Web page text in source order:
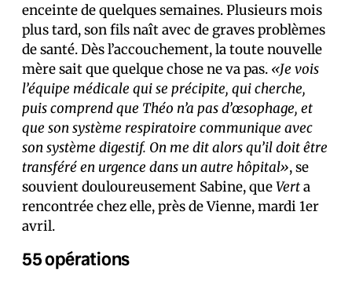
enceinte de quelques semaines. Plusieurs mois
plus tard, son fils naît avec de graves problèmes
de santé. Dès l’accouchement, la toute nouvelle
mère sait que quelque chose ne va pas. «Je vois
l’équipe médicale qui se précipite, qui cherche,
puis comprend que Théo n’a pas d’œsophage, et
que son système respiratoire communique avec
son système digestif. On me dit alors qu’il doit être
transféré en urgence dans un autre hôpital», se
souvient douloureusement Sabine, queVerta
rencontrée chez elle, près de Vienne, mardi 1er
avril.
55 opérations